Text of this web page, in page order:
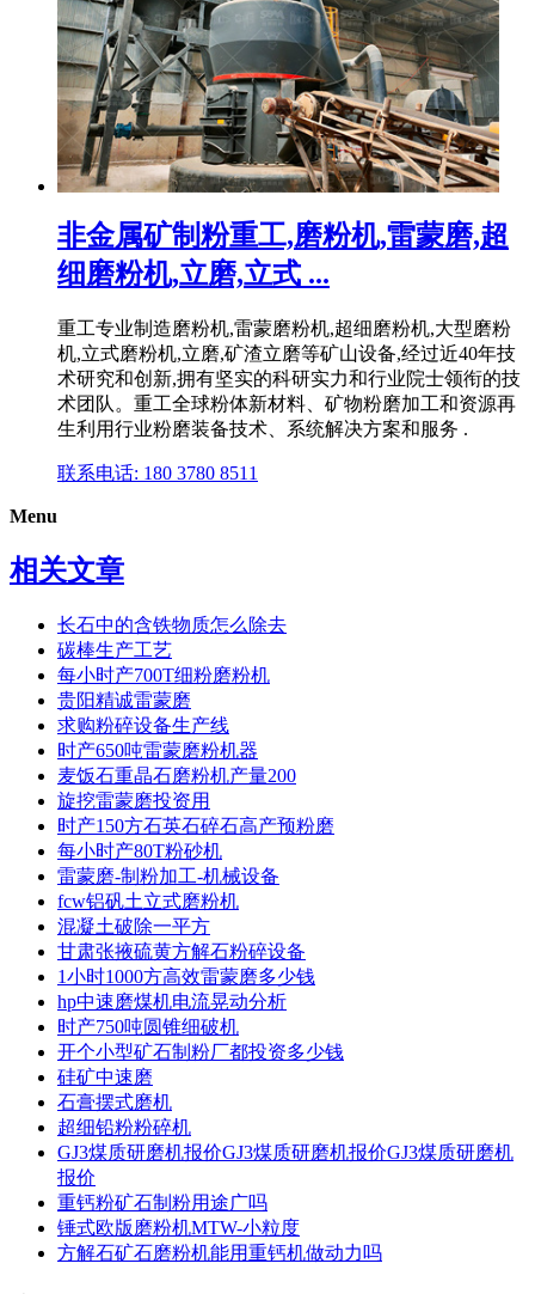
非金属矿制粉重工,磨粉机,雷蒙磨,超
细磨粉机,立磨,立式 ...
重工专业制造磨粉机,雷蒙磨粉机,超细磨粉机,大型磨粉
机,立式磨粉机,立磨,矿渣立磨等矿山设备,经过近40年技
术研究和创新,拥有坚实的科研实力和行业院士领衔的技
术团队。重工全球粉体新材料、矿物粉磨加工和资源再
生利用行业粉磨装备技术、系统解决方案和服务 .
联系电话: 180 3780 8511
Menu
相关文章
长石中的含铁物质怎么除去
碳棒生产工艺
每小时产700T细粉磨粉机
贵阳精诚雷蒙磨
求购粉碎设备生产线
时产650吨雷蒙磨粉机器
麦饭石重晶石磨粉机产量200
旋挖雷蒙磨投资用
时产150方石英石碎石高产预粉磨
每小时产80T粉砂机
雷蒙磨-制粉加工-机械设备
fcw铝矾土立式磨粉机
混凝土破除一平方
甘肃张掖硫黄方解石粉碎设备
1小时1000方高效雷蒙磨多少钱
hp中速磨煤机电流晃动分析
时产750吨圆锥细破机
开个小型矿石制粉厂都投资多少钱
硅矿中速磨
石膏摆式磨机
超细铅粉粉碎机
GJ3煤质研磨机报价GJ3煤质研磨机报价GJ3煤质研磨机
报价
重钙粉矿石制粉用途广吗
锤式欧版磨粉机MTW-小粒度
方解石矿石磨粉机能用重钙机做动力吗